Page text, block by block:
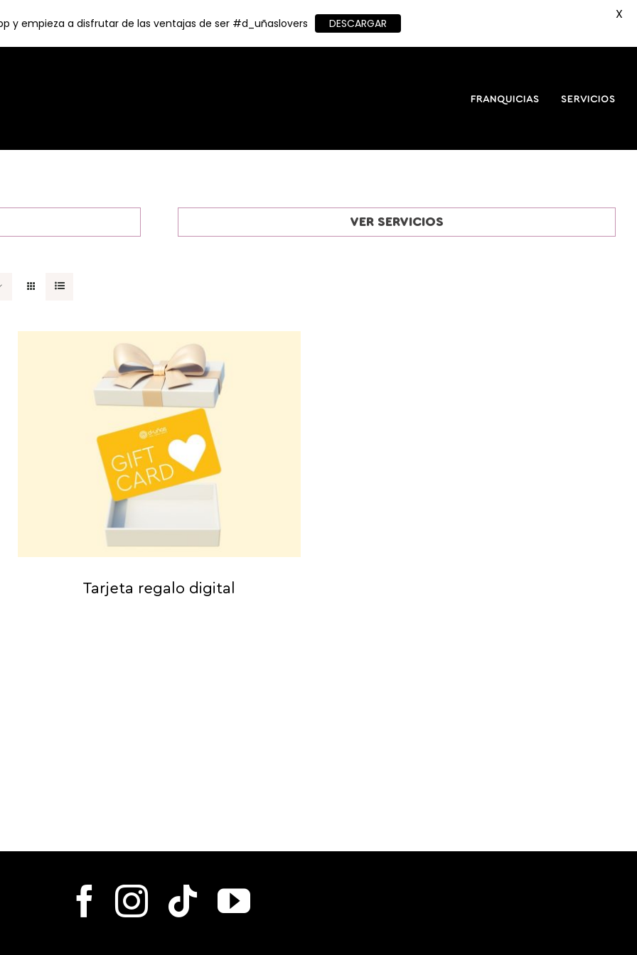
FRANQUICIAS SERVICIOS
VER SERVICIOS
Tarjeta regalo digital
y empieza a disfrutar de las ventajas de ser #d_uñaslovers DESCARGAR
X